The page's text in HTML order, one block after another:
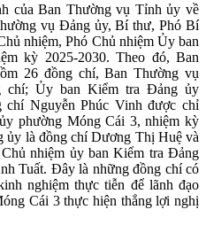
của Ban Thường vụ Tỉnh ủy về
vụ Đảng ủy, Bí thư, Phó Bí
nhiệm, Phó Chủ nhiệm Ủy ban
kỳ 2025-2030. Theo đó, Ban
26 đồng chí, Ban Thường vụ
chí; Ủy ban Kiểm tra Đảng ủy
Nguyễn Phúc Vinh được chỉ
phường Móng Cái 3, nhiệm kỳ
ủy là đồng chí Dương Thị Huệ và
nhiệm ủy ban Kiểm tra Đảng
Tuất. Đây là những đồng chí có
nghiệm thực tiễn để lãnh đạo
Cái 3 thực hiện thắng lợi nghị